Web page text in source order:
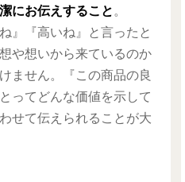
にお伝えすること 。
』『高いね』と言ったと
や想いから来ているのか
ません。『この商品の良
ってどんな価値を示して
せて伝えられることが大